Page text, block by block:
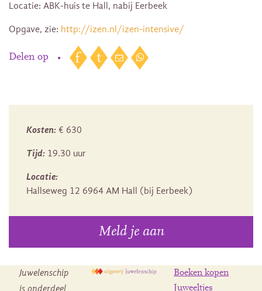
Locatie: ABK-huis te Hall, nabij Eerbeek
Opgave, zie: http://izen.nl/izen-intensive/
Delen op •
Kosten: € 630
Tijd: 19.30 uur
Locatie:
Hallseweg 12 6964 AM Hall (bij Eerbeek)
Meld je aan
Juwelenschip
is onderdeel
Boeken kopen
Juweeltjes